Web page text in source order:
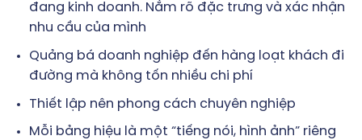
đang kinh doanh. Nắm rõ đặc trưng và xác nhận
nhu cầu của mình
Quảng bá doanh nghiệp đến hàng loạt khách đi
đường mà không tốn nhiều chi phí
Thiết lập nên phong cách chuyên nghiệp
Mỗi bảng hiệu là một “tiếng nói, hình ảnh” riêng